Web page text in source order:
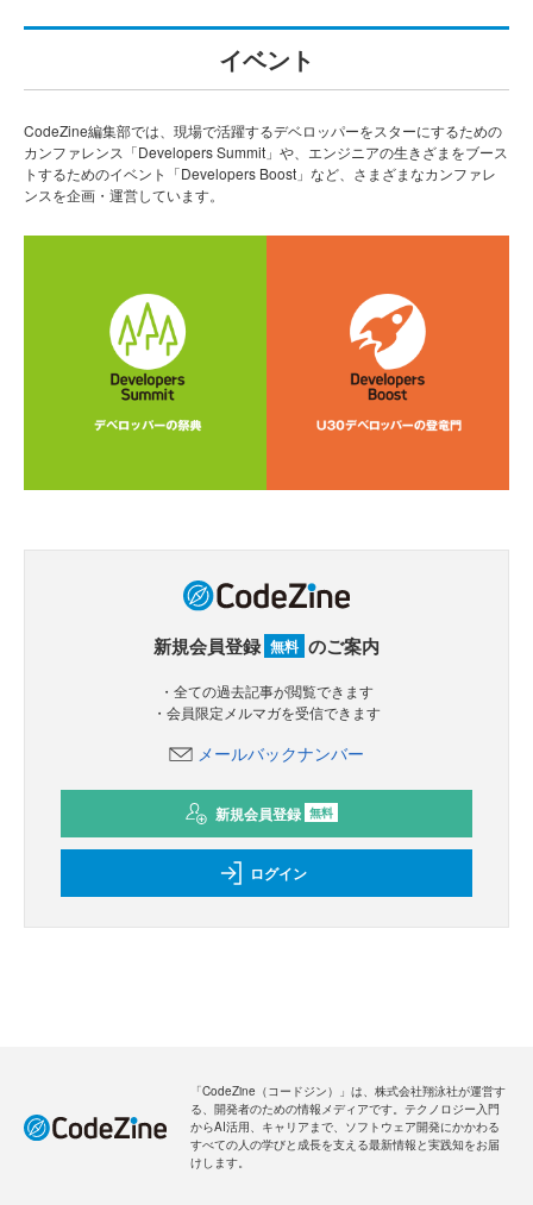
イベント
CodeZine編集部では、現場で活躍するデベロッパーをスターにするための
カンファレンス「Developers Summit」や、エンジニアの生きざまをブース
トするためのイベント「Developers Boost」など、さまざまなカンファレ
ンスを企画・運営しています。
新規会員登録 無料 のご案内
・全ての過去記事が閲覧できます
・会員限定メルマガを受信できます
メールバックナンバー
新規会員登録 無料
ログイン
「CodeZine（コードジン）」は、株式会社翔泳社が運営す
る、開発者のための情報メディアです。テクノロジー入門
からAI活用、キャリアまで、ソフトウェア開発にかかわる
すべての人の学びと成長を支える最新情報と実践知をお届
けします。